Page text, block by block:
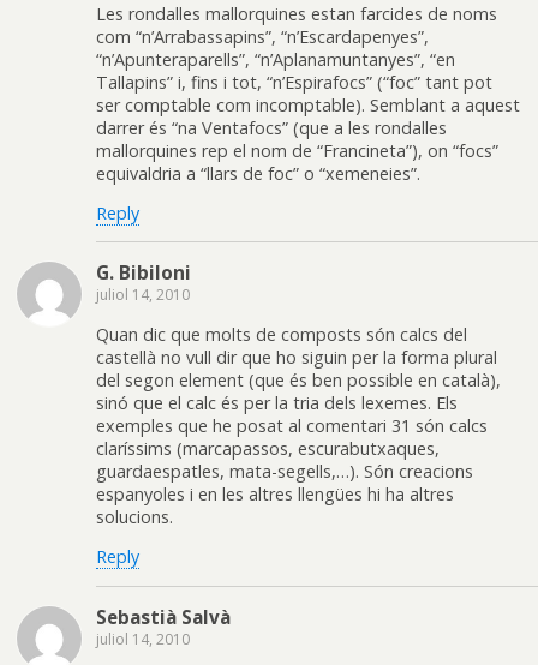
Les rondalles mallorquines estan farcides de noms
com “n’Arrabassapins”, “n’Escardapenyes”,
“n’Apunteraparells”, “n’Aplanamuntanyes”, “en
Tallapins” i, fins i tot, “n’Espirafocs” (“foc” tant pot
ser comptable com incomptable). Semblant a aquest
darrer és “na Ventafocs” (que a les rondalles
mallorquines rep el nom de “Francineta”), on “focs”
equivaldria a “llars de foc” o “xemeneies”.
Reply
G. Bibiloni
juliol 14, 2010
Quan dic que molts de composts són calcs del
castellà no vull dir que ho siguin per la forma plural
del segon element (que és ben possible en català),
sinó que el calc és per la tria dels lexemes. Els
exemples que he posat al comentari 31 són calcs
claríssims (marcapassos, escurabutxaques,
guardaespatles, mata-segells,…). Són creacions
espanyoles i en les altres llengües hi ha altres
solucions.
Reply
Sebastià Salvà
juliol 14, 2010